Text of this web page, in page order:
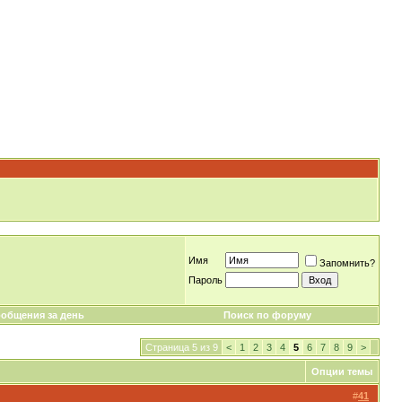
Имя
Запомнить?
Пароль
за день Поиск по форуму
Страница 5 из 9 < 1 2 3 4 5 6 7 8 9 >
Опции темы
#41